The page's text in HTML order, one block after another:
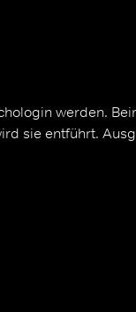
werden.
sie entführt.